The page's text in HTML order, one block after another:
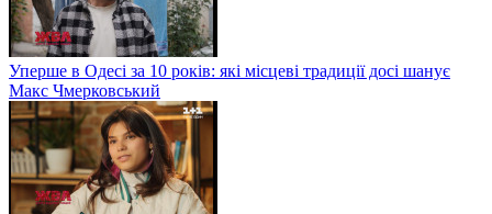
Уперше в Одесі за 10 років: які місцеві традиції досі шанує
Макс Чмерковський